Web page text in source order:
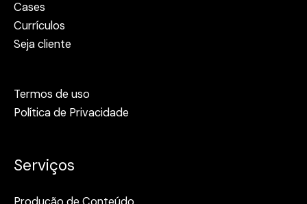
Cases
Currículos
Seja cliente
Termos de uso
Política de Privacidade
Serviços